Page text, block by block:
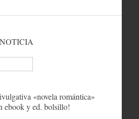
«novela romántica»
ebook y ed. bolsillo!